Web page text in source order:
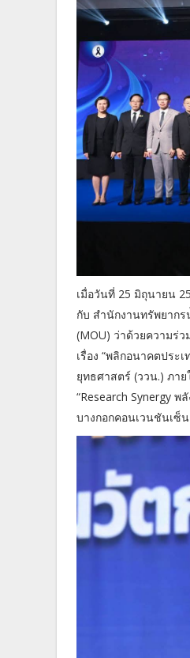
เมื่อวันที่ 25 มิถุนายน
กับ สำนักงานทรัพยาก
(MOU) ว่าด้วยความร่
เรื่อง “พลิกอนาคตประ
ยุทธศาสตร์ (ววน.) ภา
“Research Synergy
บางกอกคอนเวนชันเซ็น